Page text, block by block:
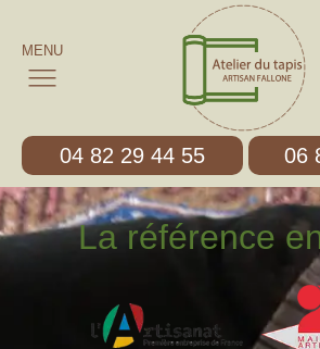
MENU
04 82 29 44 55 06
La référence